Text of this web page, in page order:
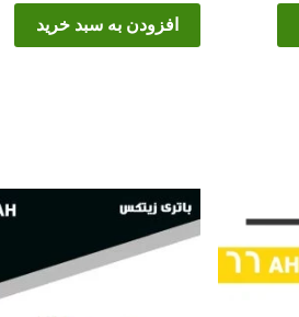
افزودن به سبد خرید